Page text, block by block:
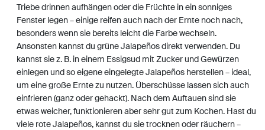
Triebe drinnen aufhängen oder die Früchte in ein sonniges
Fenster legen – einige reifen auch nach der Ernte noch nach,
besonders wenn sie bereits leicht die Farbe wechseln.
Ansonsten kannst du grüne Jalapeños direkt verwenden. Du
kannst sie z. B. in einem Essigsud mit Zucker und Gewürzen
einlegen und so eigene eingelegte Jalapeños herstellen – ideal,
um eine große Ernte zu nutzen. Überschüsse lassen sich auch
einfrieren (ganz oder gehackt). Nach dem Auftauen sind sie
etwas weicher, funktionieren aber sehr gut zum Kochen. Hast du
viele rote Jalapeños, kannst du sie trocknen oder räuchern –